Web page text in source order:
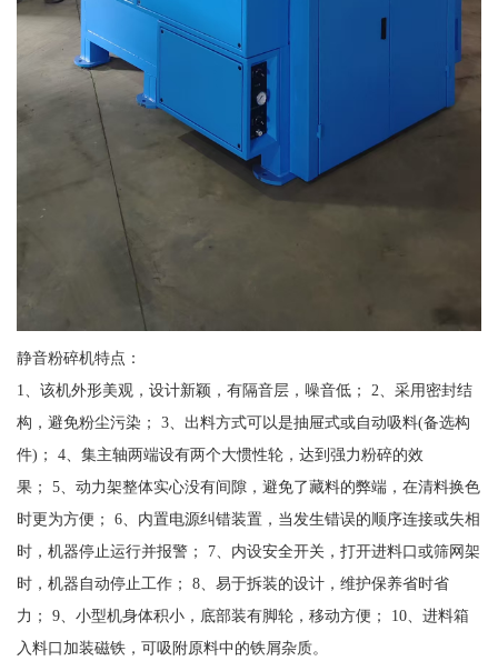
静音粉碎机特点：
1、该机外形美观，设计新颖，有隔音层，噪音低； 2、采用密封结
构，避免粉尘污染； 3、出料方式可以是抽屉式或自动吸料(备选构
件)； 4、集主轴两端设有两个大惯性轮，达到强力粉碎的效
果； 5、动力架整体实心没有间隙，避免了藏料的弊端，在清料换色
时更为方便； 6、内置电源纠错装置，当发生错误的顺序连接或失相
时，机器停止运行并报警； 7、内设安全开关，打开进料口或筛网架
时，机器自动停止工作； 8、易于拆装的设计，维护保养省时省
力； 9、小型机身体积小，底部装有脚轮，移动方便； 10、进料箱
入料口加装磁铁，可吸附原料中的铁屑杂质。